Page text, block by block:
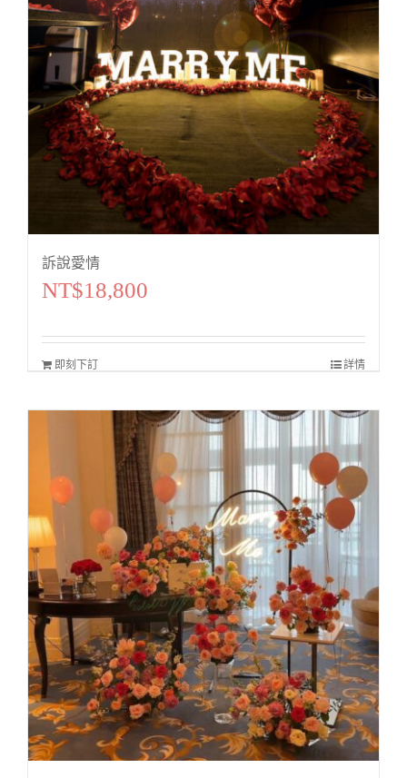
訴說愛情
NT$18,800
即刻下訂 詳情